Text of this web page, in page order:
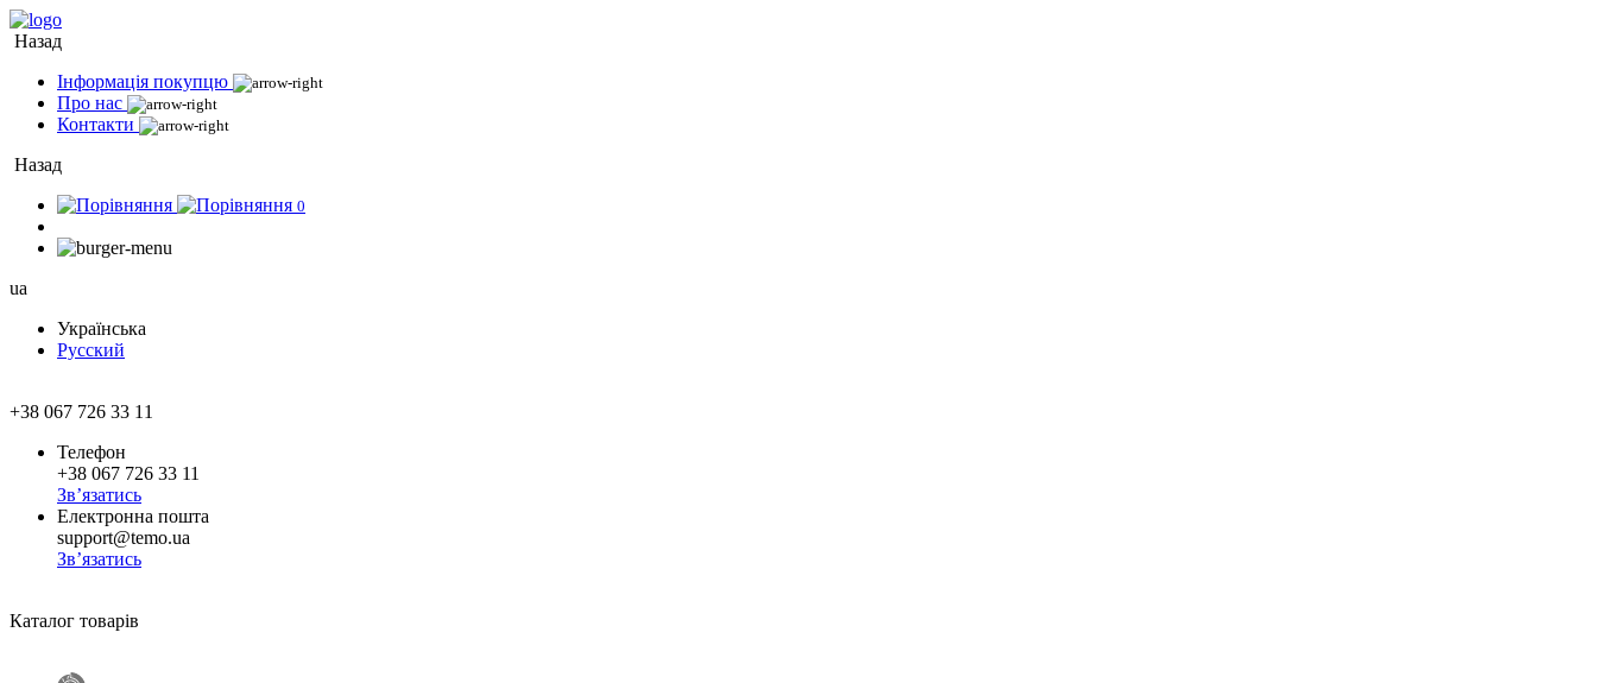
Назад
Інформація покупцю
Про нас
Контакти
Назад
0
ua
Українська
Русский
+38 067 726 33 11
Телефон
+38 067 726 33 11
Зв’язатись
Електронна пошта
support@temo.ua
Зв’язатись
Каталог товарів